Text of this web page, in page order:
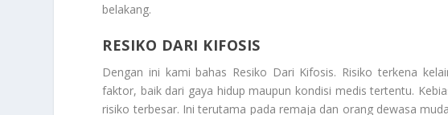
belakang.
RESIKO DARI KIFOSIS
Dengan ini kami bahas Resiko Dari Kifosis. Risiko terkena
faktor, baik dari gaya hidup maupun kondisi medis tertentu.
risiko terbesar. Ini terutama pada remaja dan orang dewasa